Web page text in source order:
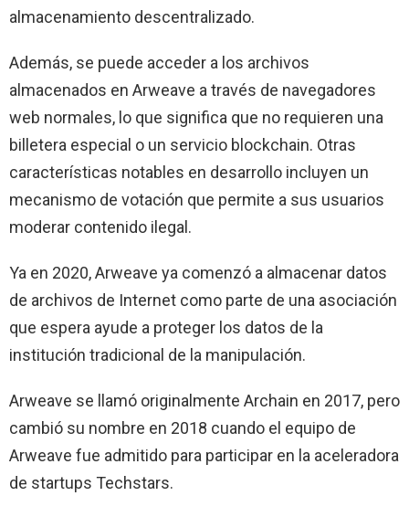
almacenamiento descentralizado.
Además, se puede acceder a los archivos
almacenados en Arweave a través de navegadores
web normales, lo que significa que no requieren una
billetera especial o un servicio blockchain. Otras
características notables en desarrollo incluyen un
mecanismo de votación que permite a sus usuarios
moderar contenido ilegal.
Ya en 2020, Arweave ya comenzó a almacenar datos
de archivos de Internet como parte de una asociación
que espera ayude a proteger los datos de la
institución tradicional de la manipulación.
Arweave se llamó originalmente Archain en 2017, pero
cambió su nombre en 2018 cuando el equipo de
Arweave fue admitido para participar en la aceleradora
de startups Techstars.